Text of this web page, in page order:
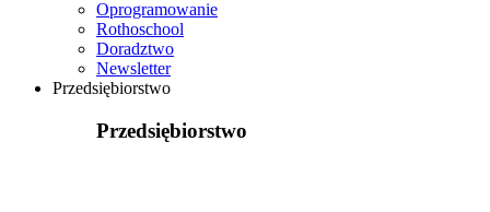
Oprogramowanie
Rothoschool
Doradztwo
Newsletter
Przedsiębiorstwo
Przedsiębiorstwo